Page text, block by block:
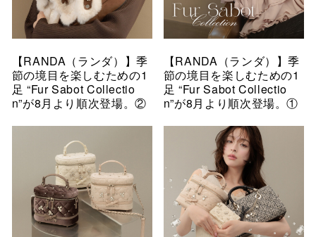
【RANDA（ランダ）】季
節の境目を楽しむための1
足 “Fur Sabot Collectio
n”が8月より順次登場。②
【RANDA（ランダ）】季
節の境目を楽しむための1
足 “Fur Sabot Collectio
n”が8月より順次登場。①